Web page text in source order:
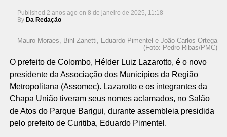
Published 2 anos ago on 8 de janeiro de 2025, 11:18
By Da Redação
Mauro Moraes, Bihl Zanetti, Eduardo Pimentel e João Carlos Ortega
(Foto: Pedro Ribas/PMC)
O prefeito de Colombo, Hélder Luiz Lazarotto, é o novo
presidente da Associação dos Municípios da Região
Metropolitana (Assomec). Lazarotto e os integrantes da
Chapa União tiveram seus nomes aclamados, no Salão
de Atos do Parque Barigui, durante assembleia presidida
pelo prefeito de Curitiba, Eduardo Pimentel.